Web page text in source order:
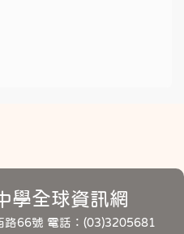
學全球資訊網
路66號 電話：(03)3205681